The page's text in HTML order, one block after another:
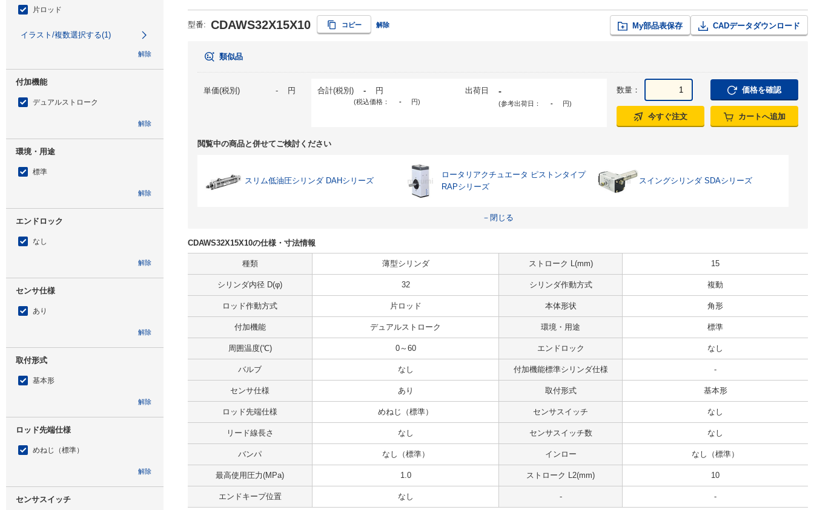
片ロッド
イラスト/複数選択する(1)
解除
付加機能
デュアルストローク
解除
環境・用途
標準
解除
エンドロック
なし
解除
センサ仕様
あり
解除
取付形式
基本形
解除
ロッド先端仕様
めねじ（標準）
解除
センサスイッチ
型番: CDAWS32X15X10 コピー 解除 My部品表保存 CADデータダウンロード
類似品
単価(税別) - 円 合計(税別) - 円
(税込価格： - 円)
出荷日 -
(参考出荷日： - 円)
数量： 価格を確認
今すぐ注文 カートへ追加
閲覧中の商品と併せてご検討ください
スリム低油圧シリンダ DAHシリーズ
ロータリアクチュエータ ピストンタイプ
RAPシリーズ
スイングシリンダ SDAシリーズ
－閉じる
CDAWS32X15X10の仕様・寸法情報
種類 薄型シリンダ ストローク L(mm) 15
シリンダ内径 D(φ) 32 シリンダ作動方式 複動
ロッド作動方式 片ロッド 本体形状 角形
付加機能 デュアルストローク 環境・用途 標準
周囲温度(℃) 0～60 エンドロック なし
バルブ なし 付加機能標準シリンダ仕様 -
センサ仕様 あり 取付形式 基本形
ロッド先端仕様 めねじ（標準） センサスイッチ なし
リード線長さ なし センサスイッチ数 なし
バンパ なし（標準） インロー なし（標準）
最高使用圧力(MPa) 1.0 ストローク L2(mm) 10
エンドキープ位置 なし - -